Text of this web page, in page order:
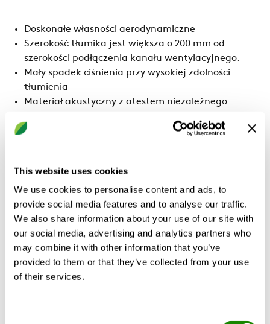
This website uses cookies
We use cookies to personalise content and ads, to
provide social media features and to analyse our traffic.
We also share information about your use of our site with
our social media, advertising and analytics partners who
may combine it with other information that you’ve
provided to them or that they’ve collected from your use
of their services.
Doskonałe własności aerodynamiczne
Szerokość tłumika jest większa o 200 mm od
szerokości podłączenia kanału wentylacyjnego.
Mały spadek ciśnienia przy wysokiej zdolności
tłumienia
Materiał akustyczny z atestem niezależnego
instytutu badawczego: ISOVER Cleantec
PLUS
Zmywalna powierzchnia ISOVER Cleantec®PLUS.
Szeroki wybór wielkości tłumików
2200x2200 mm
Pokaż więcej
OBLICZ